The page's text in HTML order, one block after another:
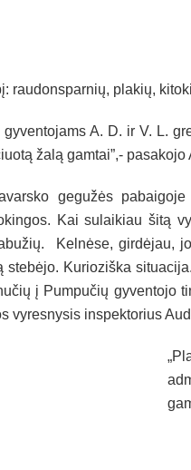
raudonsparnių, plakių,
A. D. ir V. L.
žalą gamtai”,-
gegužės
Kai sulaikiau šitą
Kelnėse, girdėjau,
stebėjo. Kurioziška
į Pumpučių gyventojo
vyresnysis inspektorius